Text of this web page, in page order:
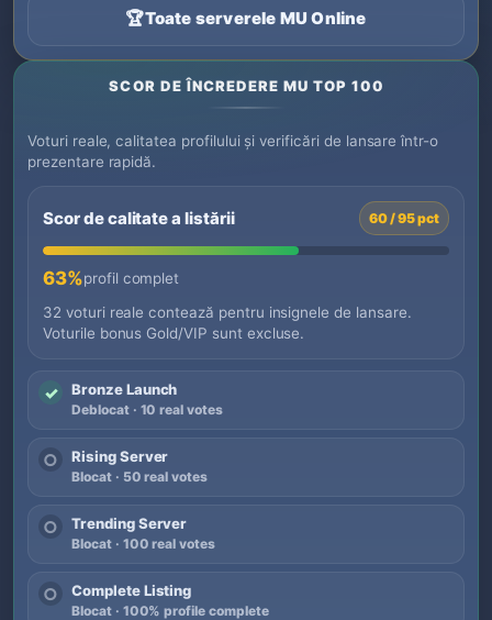
🏆Toate serverele MU Online
SCOR DE ÎNCREDERE MU TOP 100
Voturi reale, calitatea profilului și verificări de lansare într-o
prezentare rapidă.
Scor de calitate a listării 60 / 95 pct
63%profil complet
32 voturi reale contează pentru insignele de lansare.
Voturile bonus Gold/VIP sunt excluse.
✓ Bronze Launch
Deblocat · 10 real votes
○ Rising Server
Blocat · 50 real votes
○ Trending Server
Blocat · 100 real votes
○ Complete Listing
Blocat · 100% profile complete